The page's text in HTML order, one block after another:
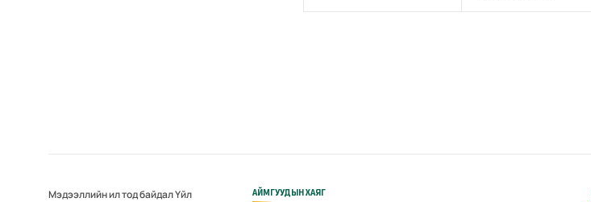
Мэдээллийн ил тод байдалҮйл
АЙМГУУДЫН ХАЯГ